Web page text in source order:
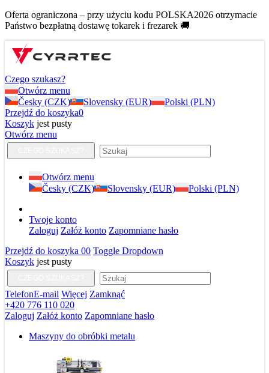
Oferta ograniczona – przy użyciu kodu POLSKA2026 otrzymacie
Państwo bezpłatną dostawę tokarek i frezarek 🚚
Czego szukasz?
Otwórz menu
Česky (CZK)
Slovensky (EUR)
Polski (PLN)
Przejdź do koszyka0
Koszyk jest pusty
Otwórz menu
Otwórz menu
Česky (CZK)
Slovensky (EUR) Polski (PLN)
Twoje konto
Zaloguj Załóż konto Zapomniane hasło
Przejdź do koszyka 00 Toggle Dropdown
Koszyk jest pusty
TelefonE-mail Więcej Zamknąć
+420 776 110 020
Zaloguj Załóż konto Zapomniane hasło
Maszyny do obróbki metalu